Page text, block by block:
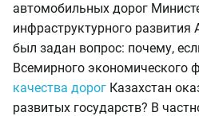
автомобильных дорог
инфраструктурного
был задан вопрос: почему,
Всемирного экономического
качества дорог Казахстан
развитых государств? В